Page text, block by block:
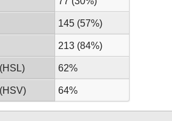
145 (57%)
213 (84%)
62%
64%